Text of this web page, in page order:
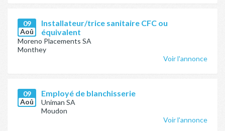
09
Aoû
Installateur/trice sanitaire CFC ou
équivalent
Moreno Placements SA
Monthey
Voir l'annonce
09
Aoû
Employé de blanchisserie
Uniman SA
Moudon
Voir l'annonce